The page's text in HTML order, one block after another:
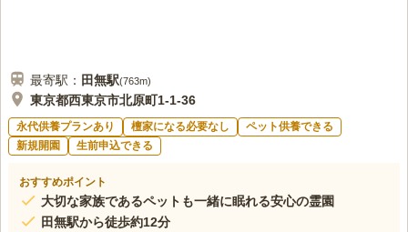
最寄駅： 田無駅(763m)
東京都西東京市北原町1-1-36
永代供養プランあり 檀家になる必要なし
ペット供養できる
新規開園
生前申込できる
おすすめポイント
大切な家族であるペットも一緒に眠れる安心の霊園
田無駅から徒歩約12分